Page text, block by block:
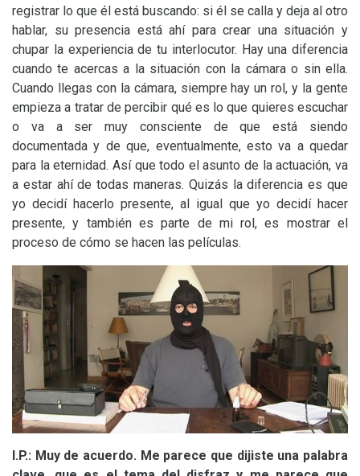
registrar lo que él está buscando: si él se calla y deja al otro
hablar, su presencia está ahí para crear una situación y
chupar la experiencia de tu interlocutor. Hay una diferencia
cuando te acercas a la situación con la cámara o sin ella.
Cuando llegas con la cámara, siempre hay un rol, y la gente
empieza a tratar de percibir qué es lo que quieres escuchar
o va a ser muy consciente de que está siendo
documentada y de que, eventualmente, esto va a quedar
para la eternidad. Así que todo el asunto de la actuación, va
a estar ahí de todas maneras. Quizás la diferencia es que
yo decidí hacerlo presente, al igual que yo decidí hacer
presente, y también es parte de mi rol, es mostrar el
proceso de cómo se hacen las películas.
I.P.: Muy de acuerdo. Me parece que dijiste una palabra